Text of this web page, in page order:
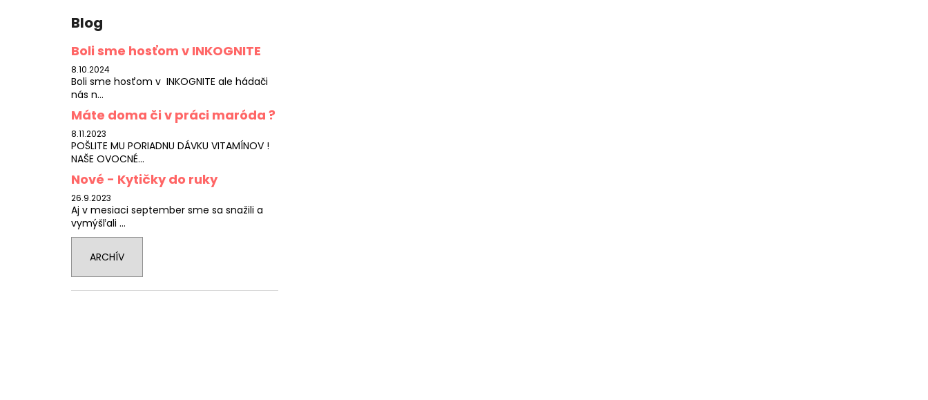
Blog
Boli sme hosťom v INKOGNITE
8.10.2024
Boli sme hosťom v INKOGNITE ale hádači
nás n...
Máte doma či v práci maróda ?
8.11.2023
POŠLITE MU PORIADNU DÁVKU VITAMÍNOV !
NAŠE OVOCNÉ...
Nové - Kytičky do ruky
26.9.2023
Aj v mesiaci september sme sa snažili a
vymýšľali ...
ARCHÍV